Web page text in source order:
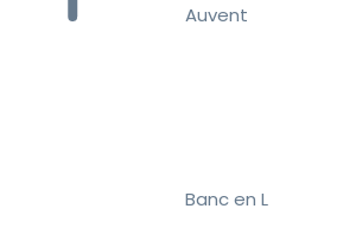
Auvent
Banc en L